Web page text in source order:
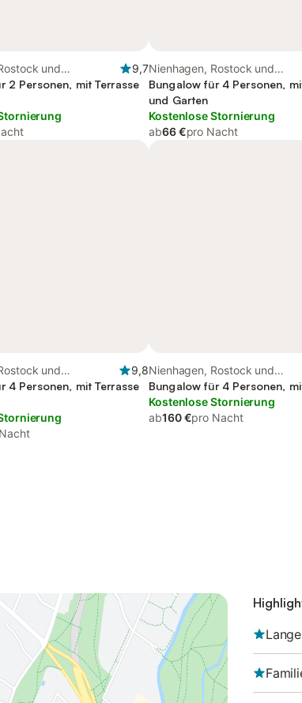
und
9,7
2 Personen, mit Terrasse
Nienhagen, Rostock und
Umgebung
Bungalow für 4 Personen,
und Garten
Kostenlose Stornierung
ab66 €pro Nacht
und
9,8
4 Personen, mit Terrasse
Nienhagen, Rostock und
Umgebung
Bungalow für 4 Personen,
Kostenlose Stornierung
ab160 €pro Nacht